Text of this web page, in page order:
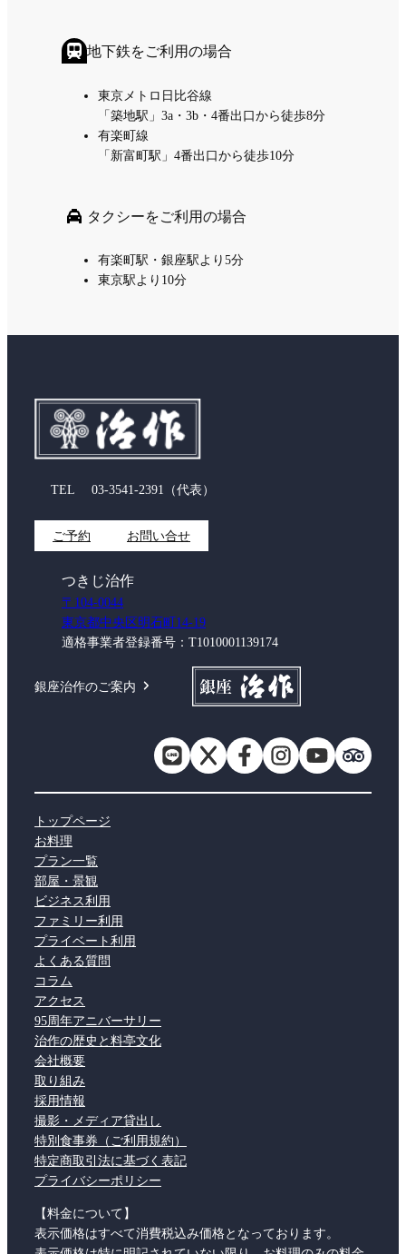
地下鉄をご利用の場合
東京メトロ日比谷線
「築地駅」3a・3b・4番出口から徒歩8分
有楽町線
「新富町駅」4番出口から徒歩10分
タクシーをご利用の場合
有楽町駅・銀座駅より5分
東京駅より10分
TEL 03-3541-2391 （代表）
ご予約 お問い合せ
つきじ治作
〒104-0044
東京都中央区明石町14-19
適格事業者登録番号：T1010001139174
銀座治作のご案内
トップページ
お料理
プラン一覧
部屋・景観
ビジネス利用
ファミリー利用
プライベート利用
よくある質問
コラム
アクセス
95周年アニバーサリー
治作の歴史と料亭文化
会社概要
取り組み
採用情報
撮影・メディア貸出し
特別食事券（ご利用規約）
特定商取引法に基づく表記
プライバシーポリシー
【料金について】
表示価格はすべて消費税込み価格となっております。